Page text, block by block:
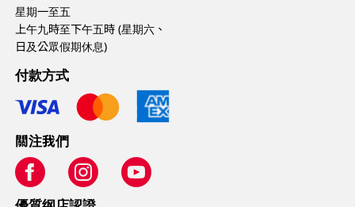
星期一至五
上午九時至下午五時 (星期六、
日及公眾假期休息)
付款方式
關注我們